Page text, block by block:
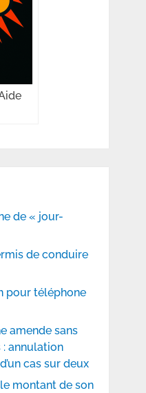
de « jour-
de conduire
pour téléphone
amende sans
annulation
cas sur deux
montant de son